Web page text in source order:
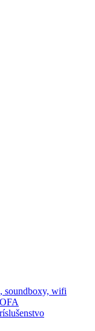
soundboxy, wifi